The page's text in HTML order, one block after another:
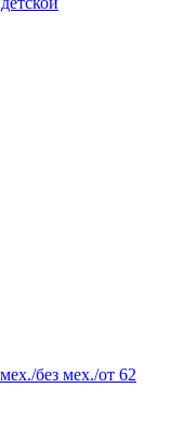
без мех./от 62